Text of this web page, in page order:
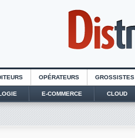
OPÉRATEURS GROSSISTES
E-COMMERCE CLOUD